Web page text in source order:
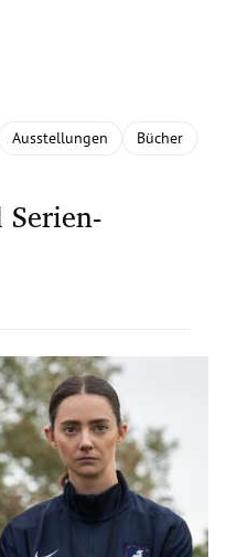
Ausstellungen Bücher